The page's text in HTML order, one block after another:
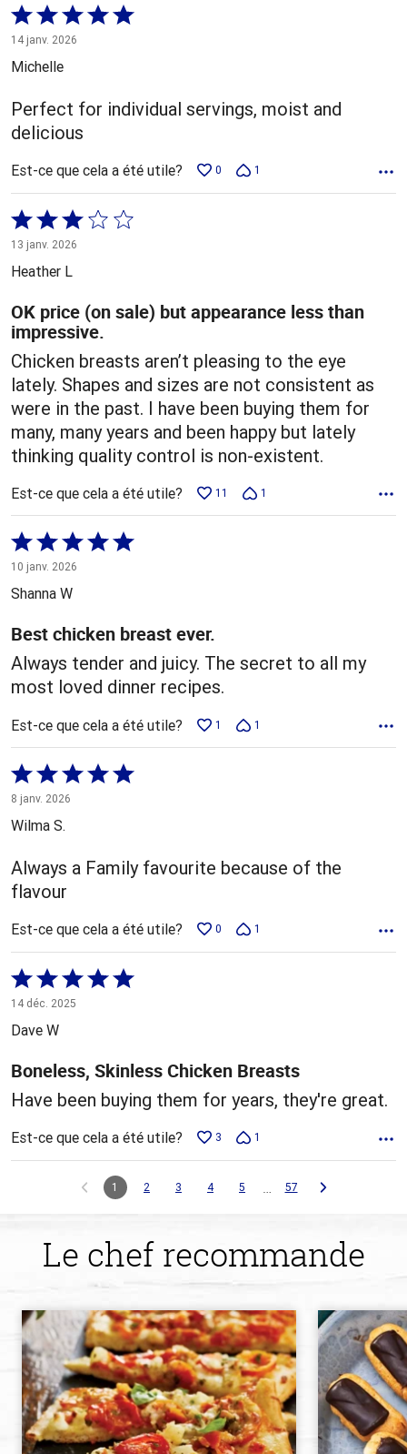
Coté
5 sur
5
14 janv. 2026
Michelle
Perfect for individual servings, moist and
delicious
Est-ce que cela a été utile? 0 1
Coté
3 sur
5
13 janv. 2026
Heather L
OK price (on sale) but appearance less than
impressive.
Chicken breasts aren’t pleasing to the eye
lately. Shapes and sizes are not consistent as
were in the past. I have been buying them for
many, many years and been happy but lately
thinking quality control is non-existent.
Est-ce que cela a été utile? 11 1
Coté
5 sur
5
10 janv. 2026
Shanna W
Best chicken breast ever.
Always tender and juicy. The secret to all my
most loved dinner recipes.
Est-ce que cela a été utile? 1 1
Coté
5 sur
5
8 janv. 2026
Wilma S.
Always a Family favourite because of the
flavour
Est-ce que cela a été utile? 0 1
Coté
5 sur
5
14 déc. 2025
Dave W
Boneless, Skinless Chicken Breasts
Have been buying them for years, they're great.
Est-ce que cela a été utile? 3 1
1 2 3 4 5 … 57
Le chef recommande